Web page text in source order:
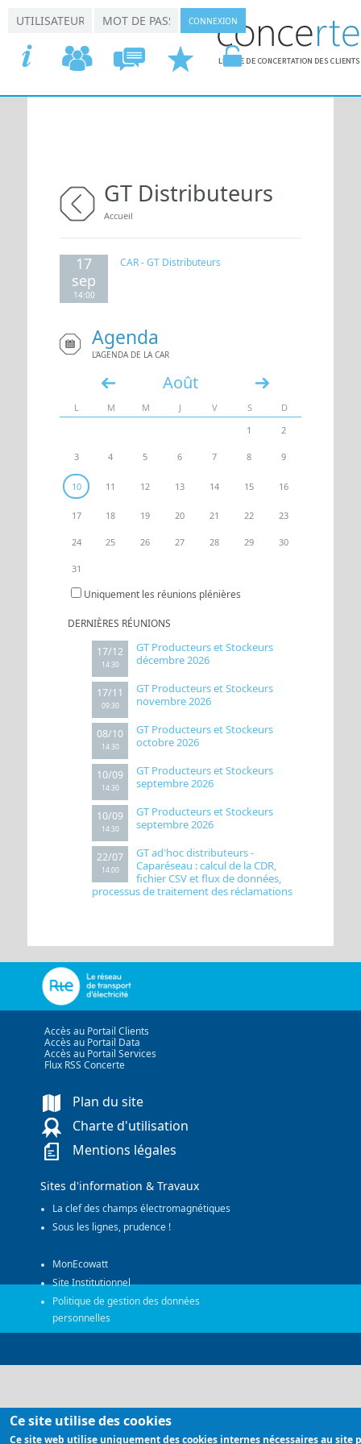
GT Distributeurs
Vous êtes ici
Accueil
17
sep
14:00
CAR - GT Distributeurs
Agenda
L'AGENDA DE LA CAR
Août
« »
L M M J V S
D
1
2
3 4 5 6 7 8 9
10 11 12 13 14 15 16
17 18 19 20 21 22 23
24 25 26 27 28 29 30
31
Uniquement les réunions plénières
DERNIÈRES RÉUNIONS
17/12
14:30
GT Producteurs et Stockeurs
décembre 2026
17/11
09:30
GT Producteurs et Stockeurs
novembre 2026
08/10
14:30
GT Producteurs et Stockeurs
octobre 2026
10/09
14:30
GT Producteurs et Stockeurs
septembre 2026
10/09
14:30
GT Producteurs et Stockeurs
septembre 2026
22/07
14:00
GT ad'hoc distributeurs -
Caparéseau : calcul de la CDR,
fichier CSV et flux de données,
processus de traitement des réclamations
Accès au Portail Clients
Accès au Portail Data
Accès au Portail Services
Flux RSS Concerte
Plan du site
Charte d'utilisation
Mentions légales
Sites d'information & Travaux
La clef des champs électromagnétiques
Sous les lignes, prudence !
MonEcowatt
Site Institutionnel
Politique de gestion des données
personnelles
Ce site utilise des cookies
Ce site web utilise uniquement des cookies internes nécessaires au site